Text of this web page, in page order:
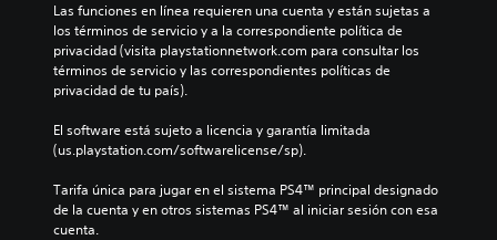
Las funciones en línea requieren una cuenta y están sujetas a
los términos de servicio y a la correspondiente política de
privacidad (visita playstationnetwork.com para consultar los
términos de servicio y las correspondientes políticas de
privacidad de tu país).
El software está sujeto a licencia y garantía limitada
(us.playstation.com/softwarelicense/sp).
Tarifa única para jugar en el sistema PS4™ principal designado
de la cuenta y en otros sistemas PS4™ al iniciar sesión con esa
cuenta.